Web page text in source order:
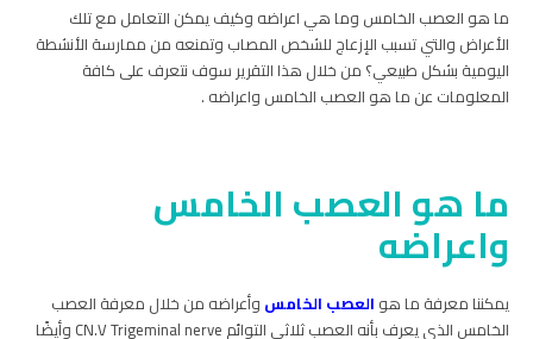
ما هو العصب الخامس وما هي اعراضه وكيف يمكن التعامل مع تلك
الأعراض والتي تسبب الإزعاج للشخص المصاب وتمنعه من ممارسة الأنشطة
اليومية بشكل طبيعي؟ من خلال هذا التقرير سوف نتعرف على كافة
المعلومات عن ما هو العصب الخامس واعراضه .
ما هو العصب الخامس
واعراضه
يمكننا معرفة ما هو العصب الخامس وأعراضه من خلال معرفة العصب
الخامس الذي يعرف بأنه العصب ثلاثي التوائم CN.V Trigeminal nerve وأيضًا